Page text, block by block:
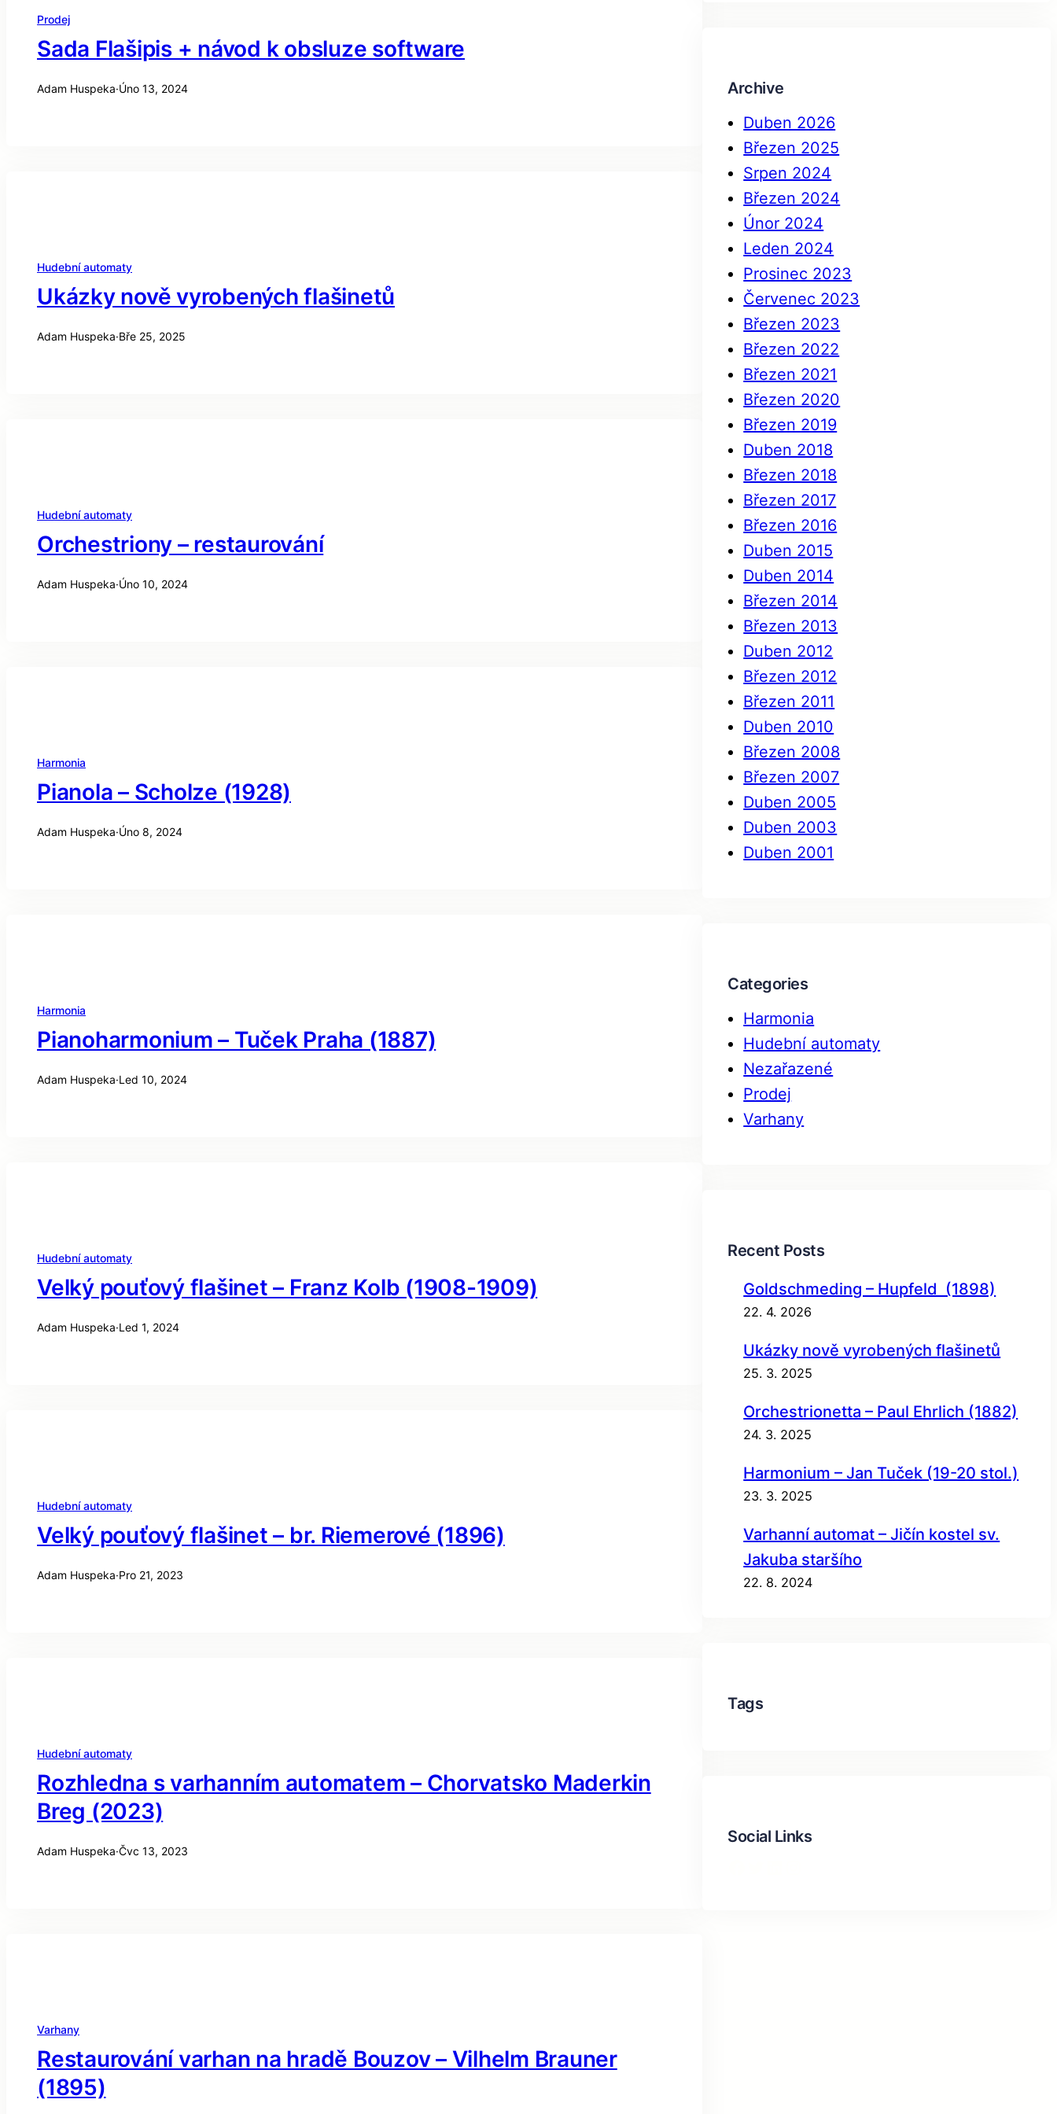
Prodej
Sada Flašipis + návod k obsluze software
Adam Huspeka·Úno 13, 2024
Hudební automaty
Ukázky nově vyrobených flašinetů
Adam Huspeka·Bře 25, 2025
Hudební automaty
Orchestriony – restaurování
Adam Huspeka·Úno 10, 2024
Harmonia
Pianola – Scholze (1928)
Adam Huspeka·Úno 8, 2024
Harmonia
Pianoharmonium – Tuček Praha (1887)
Adam Huspeka·Led 10, 2024
Hudební automaty
Velký pouťový flašinet – Franz Kolb (1908-1909)
Adam Huspeka·Led 1, 2024
Hudební automaty
Velký pouťový flašinet – br. Riemerové (1896)
Adam Huspeka·Pro 21, 2023
Hudební automaty
Rozhledna s varhanním automatem – Chorvatsko Maderkin
Breg (2023)
Adam Huspeka·Čvc 13, 2023
Varhany
Restaurování varhan na hradě Bouzov – Vilhelm Brauner
(1895)
h
Archive
Duben 2026
Březen 2025
Srpen 2024
Březen 2024
Únor 2024
Leden 2024
Prosinec 2023
Červenec 2023
Březen 2023
Březen 2022
Březen 2021
Březen 2020
Březen 2019
Duben 2018
Březen 2018
Březen 2017
Březen 2016
Duben 2015
Duben 2014
Březen 2014
Březen 2013
Duben 2012
Březen 2012
Březen 2011
Duben 2010
Březen 2008
Březen 2007
Duben 2005
Duben 2003
Duben 2001
Categories
Harmonia
Hudební automaty
Nezařazené
Prodej
Varhany
Recent Posts
Goldschmeding – Hupfeld (1898)
22. 4. 2026
Ukázky nově vyrobených flašinetů
25. 3. 2025
Orchestrionetta – Paul Ehrlich (1882)
24. 3. 2025
Harmonium – Jan Tuček (19-20 stol.)
23. 3. 2025
Varhanní automat – Jičín kostel sv.
Jakuba staršího
22. 8. 2024
Tags
Social Links